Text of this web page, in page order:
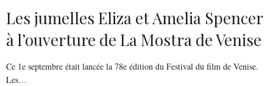
Les jumelles Eliza et Amelia Spencer
à l’ouverture de La Mostra de Venise
Ce 1e septembre était lancée la 78e édition du Festival du film de Venise.
Les…